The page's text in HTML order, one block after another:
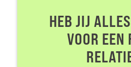
HEB JIJ
VOOR EEN